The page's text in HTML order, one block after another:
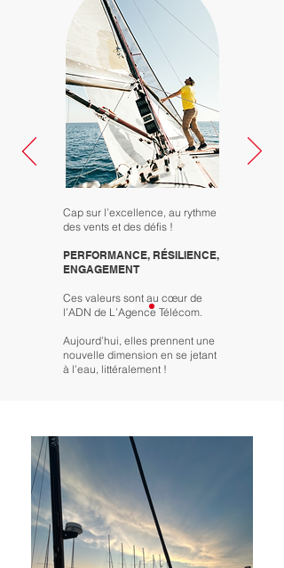
Cap sur l’excellence, au rythme
des vents et des défis !
PERFORMANCE, RÉSILIENCE,
ENGAGEMENT
Ces valeurs sont au cœur de
l’ADN de L’Agence Télécom.
Aujourd’hui, elles prennent une
nouvelle dimension en se jetant
à l’eau, littéralement !